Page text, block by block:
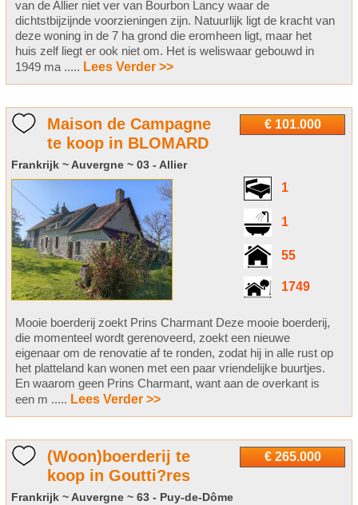
van de Allier niet ver van Bourbon Lancy waar de
dichtstbijzijnde voorzieningen zijn. Natuurlijk ligt de kracht van
deze woning in de 7 ha grond die eromheen ligt, maar het
huis zelf liegt er ook niet om. Het is weliswaar gebouwd in
1949 ma ..... Lees Verder >>
€ 101.000
Maison de Campagne
te koop in BLOMARD
Frankrijk ~ Auvergne ~ 03 - Allier
1
1
55
1749
Mooie boerderij zoekt Prins Charmant Deze mooie boerderij,
die momenteel wordt gerenoveerd, zoekt een nieuwe
eigenaar om de renovatie af te ronden, zodat hij in alle rust op
het platteland kan wonen met een paar vriendelijke buurtjes.
En waarom geen Prins Charmant, want aan de overkant is
een m ..... Lees Verder >>
€ 265.000
(Woon)boerderij te
koop in Goutti?res
Frankrijk ~ Auvergne ~ 63 - Puy-de-Dôme